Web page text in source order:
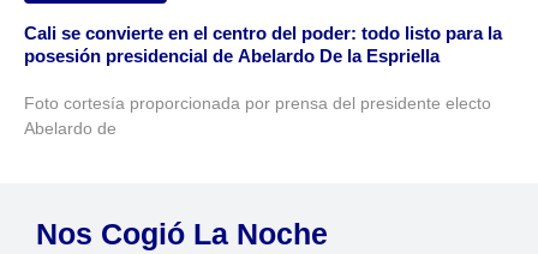
Cali se convierte en el centro del poder: todo listo para la
posesión presidencial de Abelardo De la Espriella
Foto cortesía proporcionada por prensa del presidente electo
Abelardo de
Nos Cogió La Noche